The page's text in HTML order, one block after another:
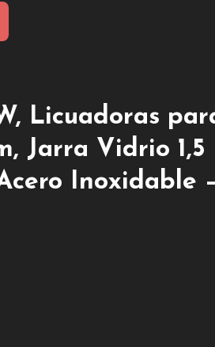
Licuadoras
Jarra Vidrio 1,5
Inoxidable